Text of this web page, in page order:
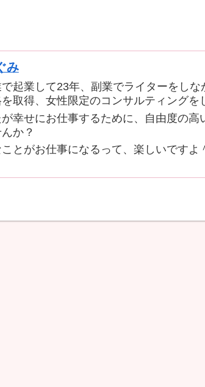
み
起業して23年、副業でライターをしな
を取得、女性限定のコンサルティングを
幸せにお仕事するために、自由度の高
か？
とがお仕事になるって、楽しいですよ